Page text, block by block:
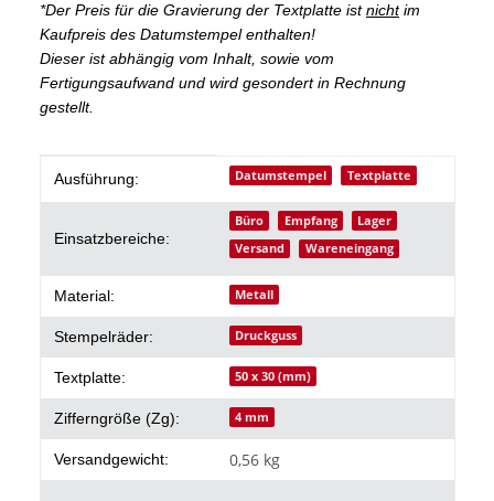
*Der Preis für die Gravierung der Textplatte istnicht im
Kaufpreis des Datumstempel enthalten!
Dieser ist abhängig vom Inhalt, sowie vom
Fertigungsaufwand und wird gesondert in Rechnung
gestellt.
Produkteigenschaft
Wert
Ausführung: Datumstempel Textplatte
Einsatzbereiche:
Büro Empfang
Lager
Versand
Wareneingang
Material: Metall
Stempelräder: Druckguss
Textplatte: 50 x 30 (mm)
Zifferngröße (Zg): 4 mm
Versandgewicht: 0,56 kg